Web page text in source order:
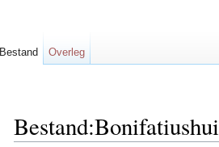
Bestand Overleg